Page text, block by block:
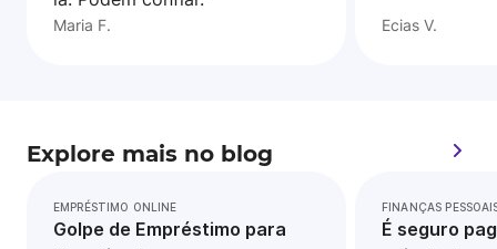
Maria F. Ecias V.
Explore mais no blog
EMPRÉSTIMO ONLINE
Golpe de Empréstimo para
FINANÇAS
É seguro